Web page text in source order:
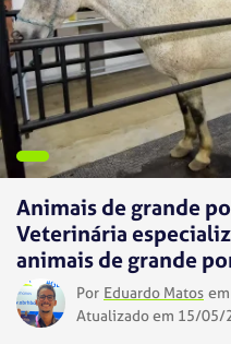
Animais de grande
Veterinária
animais de grande
Por Eduardo Matos
Atualizado em 15/05/